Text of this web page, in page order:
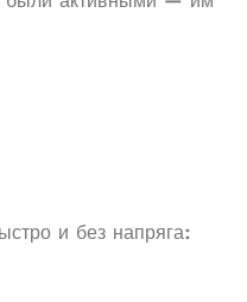
и без напряга: